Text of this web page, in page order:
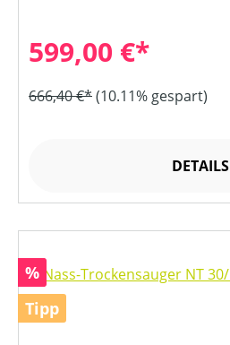
599,00 €*
666,40 €*(10.11% gespart)
DETAILS
Rabatt
%
Tipp